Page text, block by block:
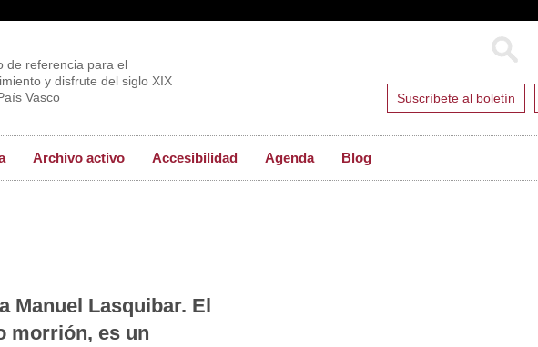
Suscríbete al boletín
de referencia para el
y disfrute del siglo XIX
Vasco
Archivo activo Accesibilidad Agenda Blog
Manuel Lasquibar. El
morrión, es un